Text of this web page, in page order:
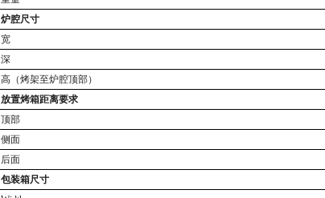
炉腔尺寸
宽
深
高（烤架至炉腔顶部）
放置烤箱距离要求
顶部
侧面
后面
包装箱尺寸